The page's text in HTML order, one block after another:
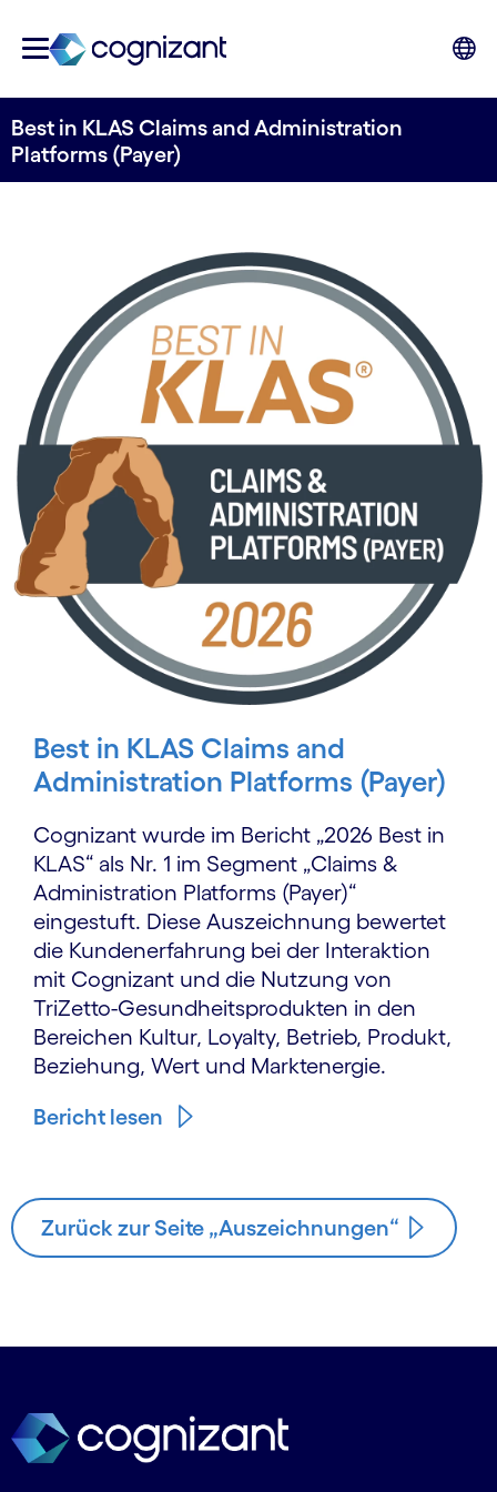
Best in KLAS Claims and Administration
Platforms (Payer)
Best in KLAS Claims and
Administration Platforms (Payer)
Cognizant wurde im Bericht „2026 Best in
KLAS“ als Nr. 1 im Segment „Claims &
Administration Platforms (Payer)“
eingestuft. Diese Auszeichnung bewertet
die Kundenerfahrung bei der Interaktion
mit Cognizant und die Nutzung von
TriZetto-Gesundheitsprodukten in den
Bereichen Kultur, Loyalty, Betrieb, Produkt,
Beziehung, Wert und Marktenergie.
Bericht lesen
Zurück zur Seite „Auszeichnungen“